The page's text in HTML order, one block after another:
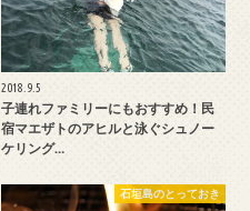
2018.9.5
子連れファミリーにもおすすめ！民
宿マエザトのアヒルと泳ぐシュノー
ケリング…
石垣島のとっておき